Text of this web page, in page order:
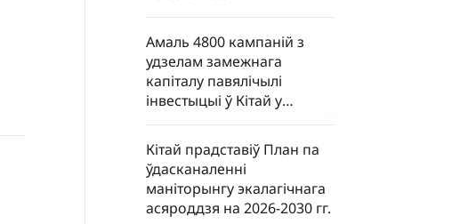
метэаспадарожнікаў
"Фэн'юнь"
Амаль 4800 кампаній з
удзелам замежнага
капіталу павялічылі
інвестыцыі ў Кітай у
першым паўгоддзі 2026
года
Кітай прадставіў План па
ўдасканаленні
маніторынгу экалагічнага
асяроддзя на 2026-2030 гг.